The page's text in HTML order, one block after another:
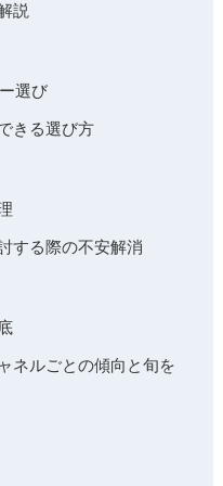
説
選び
きる選び方
する際の不安解消
ネルごとの傾向と旬を